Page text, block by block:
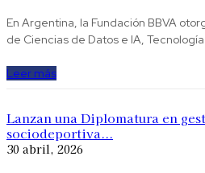
En Argentina, la Fundación BBVA
Leer más
Lanzan una Diplomatura en
sociodeportiva...
30 abril, 2026